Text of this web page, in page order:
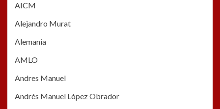
AICM
Alejandro Murat
Alemania
AMLO
Andres Manuel
Andrés Manuel López Obrador